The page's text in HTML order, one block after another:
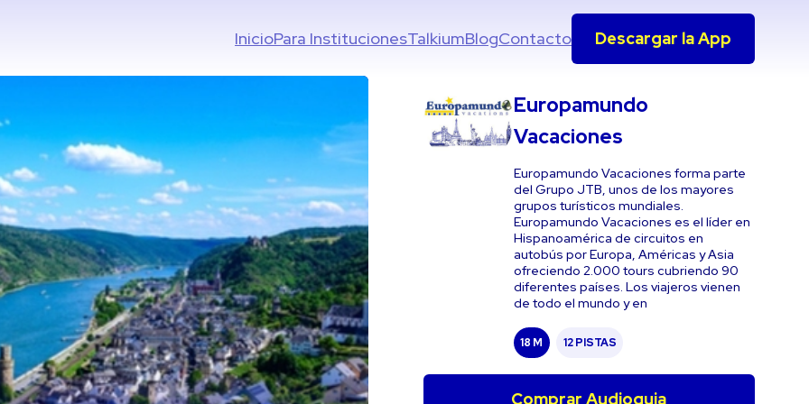
InicioPara InstitucionesTalkiumBlogContacto Descargar la App
Europamundo
Vacaciones
Europamundo Vacaciones forma parte
del Grupo JTB, unos de los mayores
grupos turísticos mundiales.
Europamundo Vacaciones es el líder en
Hispanoamérica de circuitos en
autobús por Europa, Américas y Asia
ofreciendo 2.000 tours cubriendo 90
diferentes países. Los viajeros vienen
de todo el mundo y en
18 M 12 PISTAS
Comprar Audioguia